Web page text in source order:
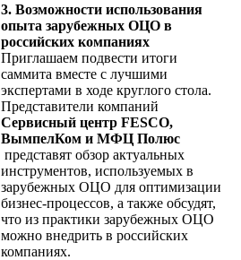
3. Возможности использования
опыта зарубежных ОЦО в
российских компаниях
Приглашаем подвести итоги
саммита вместе с лучшими
экспертами в ходе круглого стола.
Представители компаний
Сервисный центр FESCO,
ВымпелКом и МФЦ Полюс
представят обзор актуальных
инструментов, используемых в
зарубежных ОЦО для оптимизации
бизнес-процессов, а также обсудят,
что из практики зарубежных ОЦО
можно внедрить в российских
компаниях.